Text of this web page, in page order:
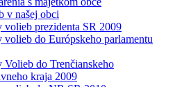
v našej obci
volieb prezidenta SR 2009
do Európskeho parlamentu
Volieb do Trenčianskeho
kraja 2009